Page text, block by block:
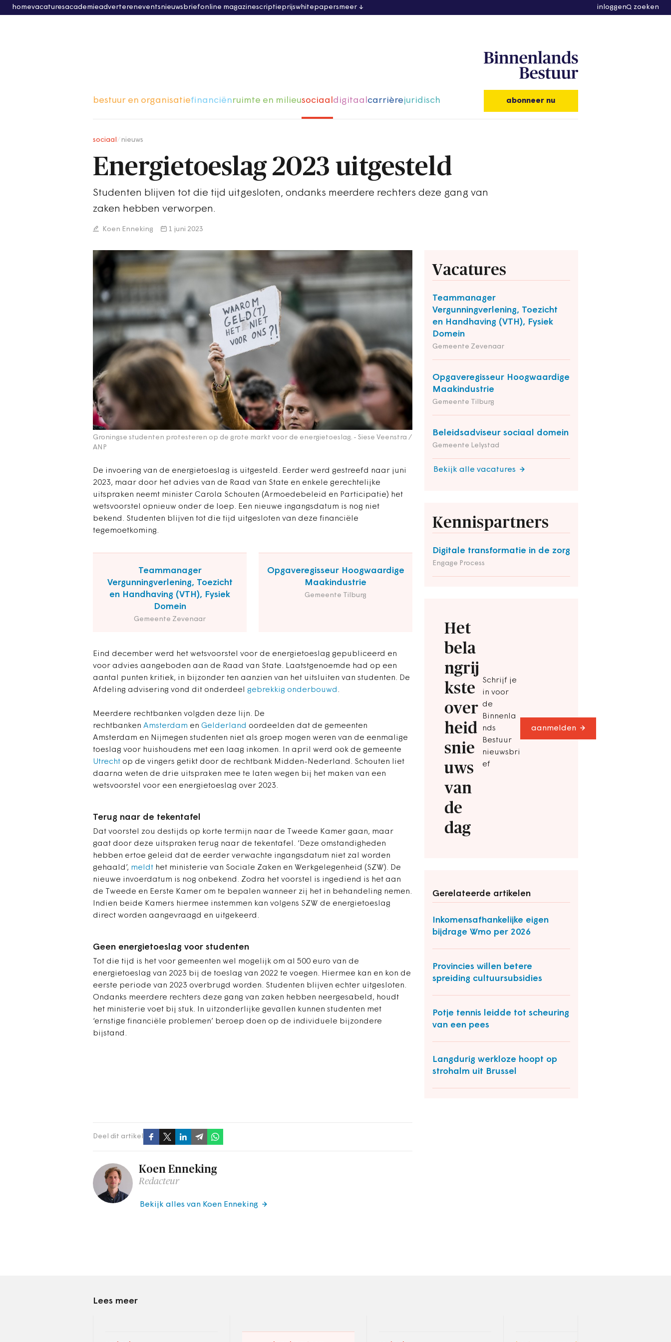
homevacaturesacademieadvertereneventsnieuwsbriefonline magazinescriptieprijswhitepapersmeer inloggen zoeken
bestuur en organisatiefinanciënruimte en milieusociaaldigitaalcarrièrejuridisch abonneer nu
sociaal nieuws
Energietoeslag 2023 uitgesteld
Studenten blijven tot die tijd uitgesloten, ondanks meerdere rechters deze gang van
zaken hebben verworpen.
Koen Enneking 1 juni 2023
Groningse studenten protesteren op de grote markt voor de energietoeslag. - Siese Veenstra /
ANP
De invoering van de energietoeslag is uitgesteld. Eerder werd gestreefd naar juni
2023, maar door het advies van de Raad van State en enkele gerechtelijke
uitspraken neemt minister Carola Schouten (Armoedebeleid en Participatie) het
wetsvoorstel opnieuw onder de loep. Een nieuwe ingangsdatum is nog niet
bekend. Studenten blijven tot die tijd uitgesloten van deze financiële
tegemoetkoming.
Teammanager
Vergunningverlening, Toezicht
en Handhaving (VTH), Fysiek
Domein
Gemeente Zevenaar
Opgaveregisseur Hoogwaardige
Maakindustrie
Gemeente Tilburg
Eind december werd het wetsvoorstel voor de energietoeslag gepubliceerd en
voor advies aangeboden aan de Raad van State. Laatstgenoemde had op een
aantal punten kritiek, in bijzonder ten aanzien van het uitsluiten van studenten. De
Afdeling advisering vond dit onderdeel gebrekkig onderbouwd .
Vacatures
Teammanager
Vergunningverlening, Toezicht
en Handhaving (VTH), Fysiek
Domein
Gemeente Zevenaar
Opgaveregisseur Hoogwaardige
Maakindustrie
Gemeente Tilburg
Beleidsadviseur sociaal domein
Gemeente Lelystad
Bekijk alle vacatures
Kennispartners
Digitale transformatie in de zorg
Engage Process
Het
bela
ngrij
kste
over
heid
snie
uws
van
de
dag
Schrijf je
in voor
de
Binnenla
nds
Bestuur
nieuwsbri
ef
aanmelden
Gerelateerde artikelen
Inkomensafhankelijke eigen
bijdrage Wmo per 2026
Provincies willen betere
spreiding cultuursubsidies
Potje tennis leidde tot scheuring
van een pees
Langdurig werkloze hoopt op
strohalm uit Brussel
Meerdere rechtbanken volgden deze lijn. De
rechtbanken Amsterdam en Gelderland oordeelden dat de gemeenten
Amsterdam en Nijmegen studenten niet als groep mogen weren van de eenmalige
toeslag voor huishoudens met een laag inkomen. In april werd ook de gemeente
Utrecht op de vingers getikt door de rechtbank Midden-Nederland. Schouten liet
daarna weten de drie uitspraken mee te laten wegen bij het maken van een
wetsvoorstel voor een energietoeslag over 2023.
Terug naar de tekentafel
Dat voorstel zou destijds op korte termijn naar de Tweede Kamer gaan, maar
gaat door deze uitspraken terug naar de tekentafel. ‘Deze omstandigheden
hebben ertoe geleid dat de eerder verwachte ingangsdatum niet zal worden
gehaald’, meldt het ministerie van Sociale Zaken en Werkgelegenheid (SZW). De
nieuwe invoerdatum is nog onbekend. Zodra het voorstel is ingediend is het aan
de Tweede en Eerste Kamer om te bepalen wanneer zij het in behandeling nemen.
Indien beide Kamers hiermee instemmen kan volgens SZW de energietoeslag
direct worden aangevraagd en uitgekeerd.
Geen energietoeslag voor studenten
Tot die tijd is het voor gemeenten wel mogelijk om al 500 euro van de
energietoeslag van 2023 bij de toeslag van 2022 te voegen. Hiermee kan en kon de
eerste periode van 2023 overbrugd worden. Studenten blijven echter uitgesloten.
Ondanks meerdere rechters deze gang van zaken hebben neergesabeld, houdt
het ministerie voet bij stuk. In uitzonderlijke gevallen kunnen studenten met
‘ernstige financiële problemen’ beroep doen op de individuele bijzondere
bijstand.
Deel dit artikel
Koen Enneking
Redacteur
Bekijk alles van Koen Enneking
Lees meer